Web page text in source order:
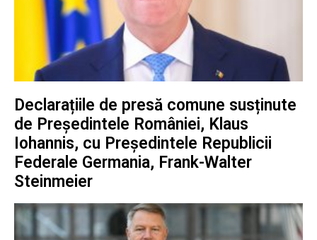
Declarațiile de presă comune susținute
de Președintele României, Klaus
Iohannis, cu Președintele Republicii
Federale Germania, Frank-Walter
Steinmeier